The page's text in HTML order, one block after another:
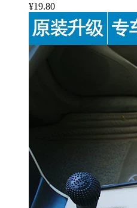
¥19.80